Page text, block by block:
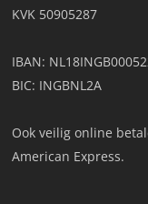
KVK 50905287
IBAN:
BIC: INGBNL2A
Ook veilig online
American Express.